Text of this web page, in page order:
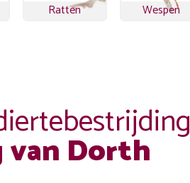
Ratten Wespen
Dorth